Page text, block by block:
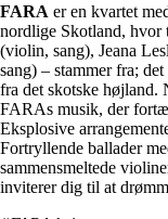
FARA er en kvartet
nordlige Skotland, hvor
(violin, sang), Jeana
sang) – stammer fra;
fra det skotske højland.
FARAs musik, der
Eksplosive
Fortryllende ballader
sammensmeltede
inviterer dig til at